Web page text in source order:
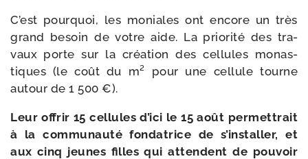
C’est pour­quoi, les moniales ont encore un très
grand besoin de votre aide. La prio­ri­té des tra­
vaux porte sur la créa­tion des cel­lules monas­
tiques (le coût du m² pour une cel­lule tourne
autour de 1 500 €).
Leur offrir 15 cel­lules d’i­ci le 15 août per­met­trait
à la com­mu­nau­té fon­da­trice de s’ins­tal­ler, et
aux cinq jeunes filles qui attendent de pou­voir